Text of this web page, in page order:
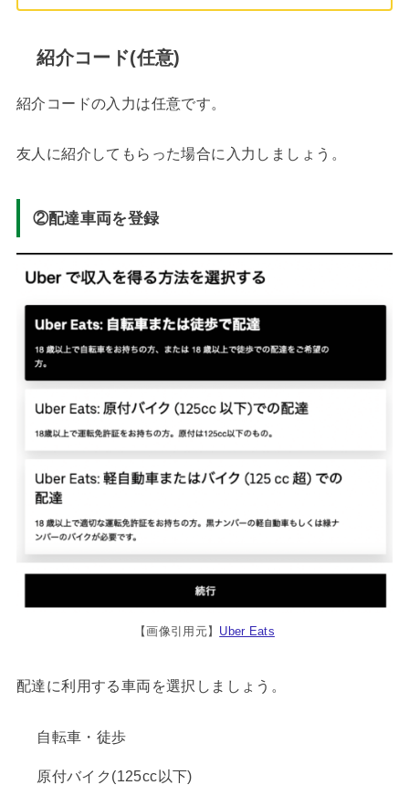
紹介コード(任意)
紹介コードの入力は任意です。
友人に紹介してもらった場合に入力しましょう。
②配達車両を登録
【画像引用元】 Uber Eats
配達に利用する車両を選択しましょう。
自転車・徒歩
原付バイク(125cc以下)